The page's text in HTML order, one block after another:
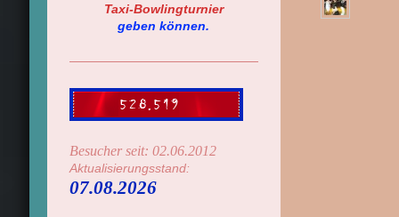
Taxi-Bowlingturnier
geben können.
Besucher seit: 02.06.2012
Aktualisierungsstand:
07.08.2026